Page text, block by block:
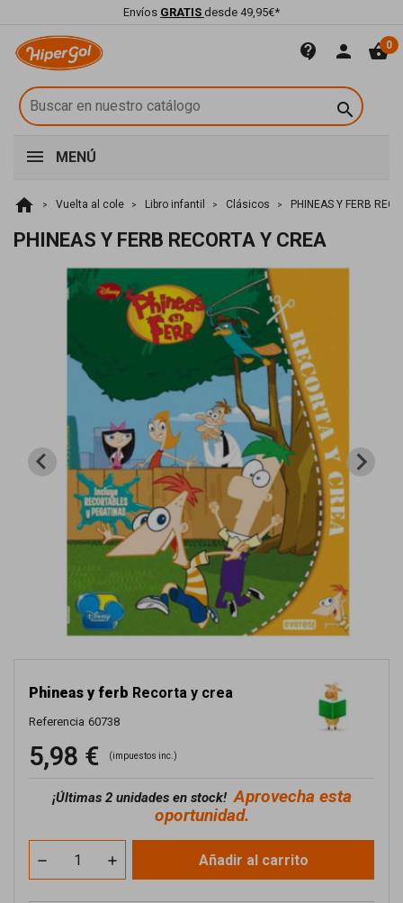
Envíos GRATIS desde 49,95€*
contact_support person shopping_basket0

MENÚ
home Vuelta al cole Libro infantil Clásicos PHINEAS Y FERB
PHINEAS Y FERB RECORTA Y CREA
Phineas y ferb Recorta y crea
Referencia 60738
5,98 € (impuestos inc.)
¡Últimas 2 unidades en stock!Aprovecha esta
oportunidad.
Añadir al carrito